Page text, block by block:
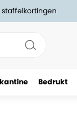
staffelkortingen
Bedrukt